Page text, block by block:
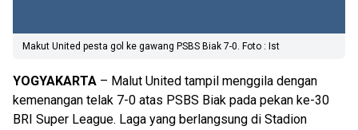
Makut United pesta gol ke gawang PSBS Biak 7-0. Foto : Ist
YOGYAKARTA – Malut United tampil menggila dengan
kemenangan telak 7-0 atas PSBS Biak pada pekan ke-30
BRI Super League. Laga yang berlangsung di Stadion